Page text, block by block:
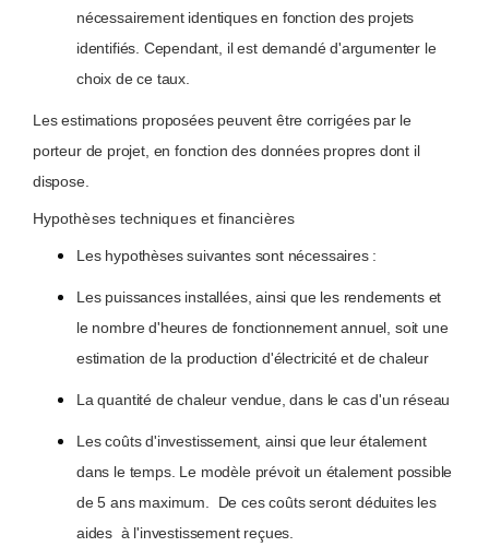
nécessairement identiques en fonction des projets
identifiés. Cependant, il est demandé d'argumenter le
choix de ce taux.
Les estimations proposées peuvent être corrigées par le
porteur de projet, en fonction des données propres dont il
dispose.
Hypothèses techniques et financières
Les hypothèses suivantes sont nécessaires :
Les puissances installées, ainsi que les rendements et
le nombre d'heures de fonctionnement annuel, soit une
estimation de la production d'électricité et de chaleur
La quantité de chaleur vendue, dans le cas d'un réseau
Les coûts d'investissement, ainsi que leur étalement
dans le temps. Le modèle prévoit un étalement possible
de 5 ans maximum. De ces coûts seront déduites les
aides à l'investissement reçues.